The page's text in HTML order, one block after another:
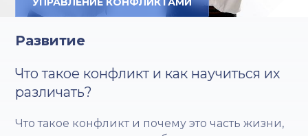
Развитие
Что такое конфликт и как научиться их
различать?
Что такое конфликт и почему это часть жизни,